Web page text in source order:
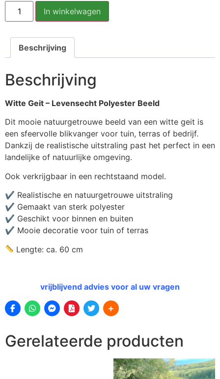
In winkelwagen
Beschrijving
Beschrijving
Witte Geit – Levensecht Polyester Beeld
Dit mooie natuurgetrouwe beeld van een witte geit is
een sfeervolle blikvanger voor tuin, terras of bedrijf.
Dankzij de realistische uitstraling past het perfect in een
landelijke of natuurlijke omgeving.
Ook verkrijgbaar in een rechtstaand model.
✔ Realistische en natuurgetrouwe uitstraling
✔ Gemaakt van sterk polyester
✔ Geschikt voor binnen en buiten
✔ Mooie decoratie voor tuin of terras
Lengte: ca. 60 cm
vrijblijvend advies voor al uw vragen
Gerelateerde producten